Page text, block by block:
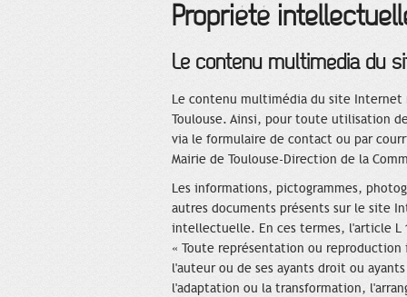
Propriété
Le contenu multimédia du
Le contenu multimédia du site
Toulouse. Ainsi, pour toute utilisation
via le formulaire de contact ou par
Mairie de Toulouse-Direction de la
Les informations, pictogrammes,
autres documents présents sur le site
intellectuelle. En ces termes, l'article L
« Toute représentation ou
l'auteur ou de ses ayants droit ou
l'adaptation ou la transformation,